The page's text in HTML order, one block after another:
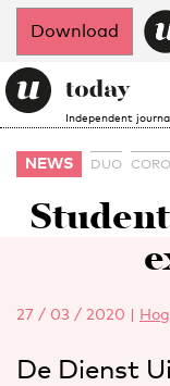
Download
Independent
NEWS DUO
27 / 03 / 2020 |
De Dienst